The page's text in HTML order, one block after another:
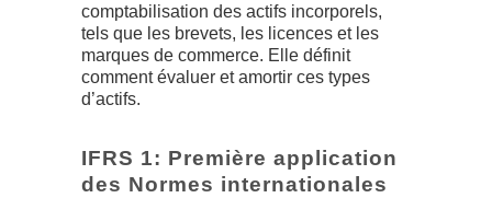
comptabilisation des actifs incorporels,
tels que les brevets, les licences et les
marques de commerce. Elle définit
comment évaluer et amortir ces types
d’actifs.
IFRS 1: Première application
des Normes internationales